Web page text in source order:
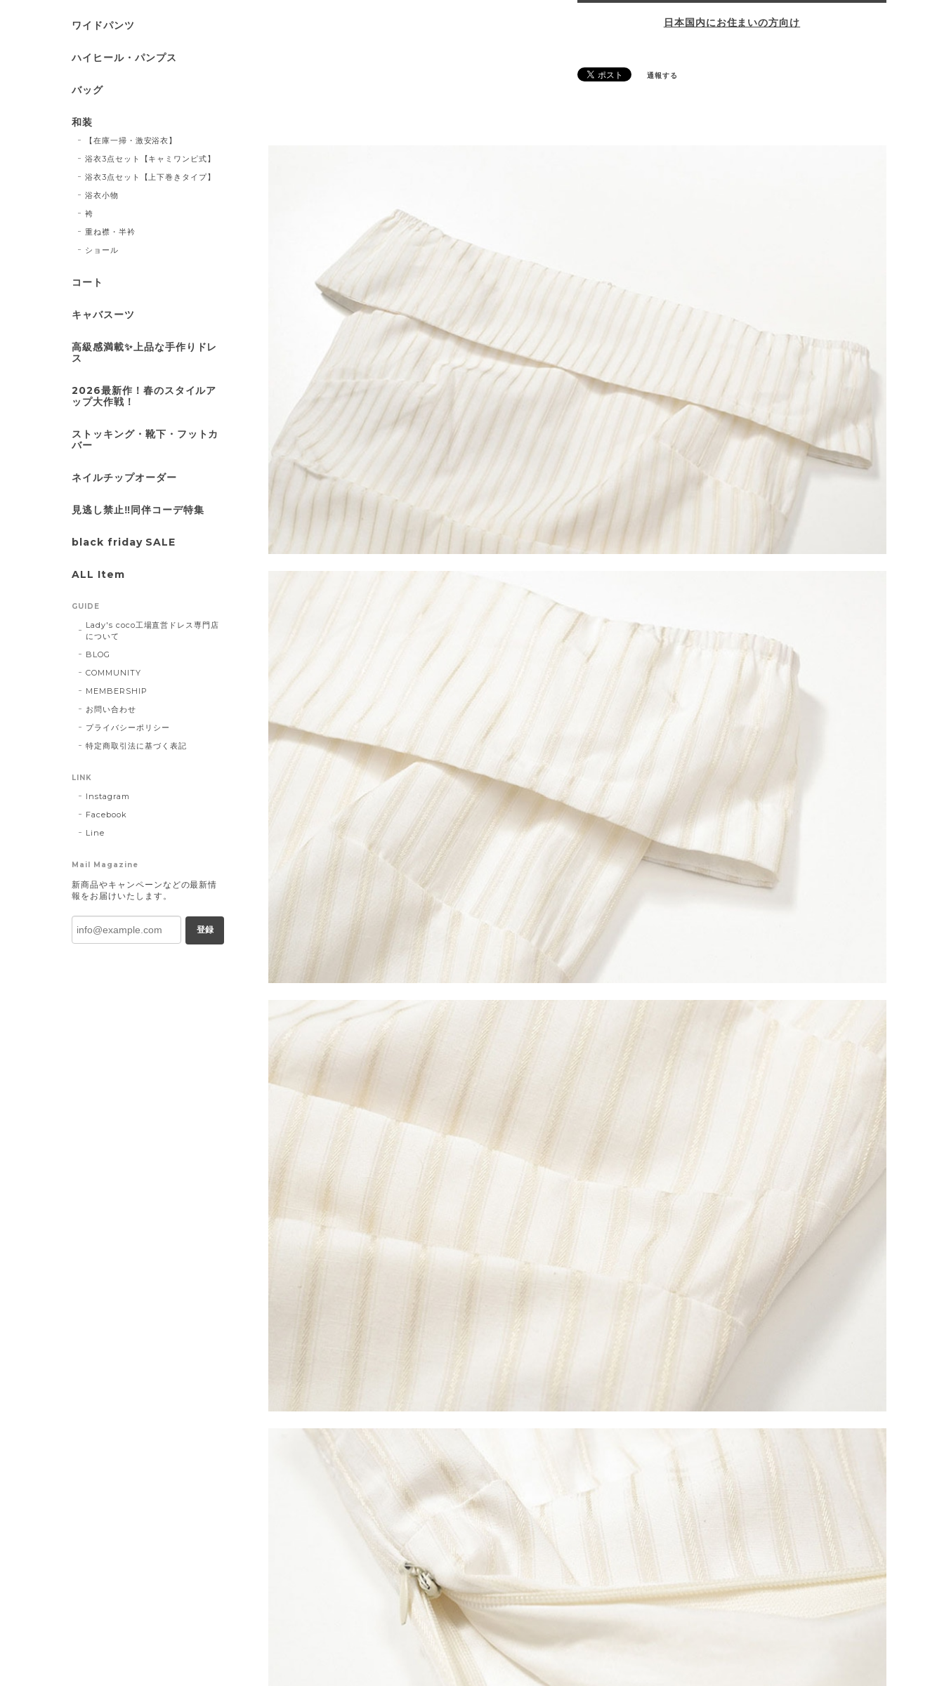
日本国内にお住まいの方向け
通報する
ワイドパンツ
ハイヒール・パンプス
バッグ
和装
【在庫一掃・激安浴衣】
浴衣3点セット【キャミワンピ式】
浴衣3点セット【上下巻きタイプ】
浴衣小物
袴
重ね襟・半衿
ショール
コート
キャバスーツ
高級感満載✨上品な手作りドレ
ス
2026最新作！春のスタイルア
ップ大作戦！
ストッキング・靴下・フットカ
バー
ネイルチップオーダー
見逃し禁止‼同伴コーデ特集
black friday SALE
ALL Item
GUIDE
Lady's coco工場直営ドレス専門店
について
BLOG
COMMUNITY
MEMBERSHIP
お問い合わせ
プライバシーポリシー
特定商取引法に基づく表記
LINK
Instagram
Facebook
Line
Mail Magazine
新商品やキャンペーンなどの最新情
報をお届けいたします。
登録